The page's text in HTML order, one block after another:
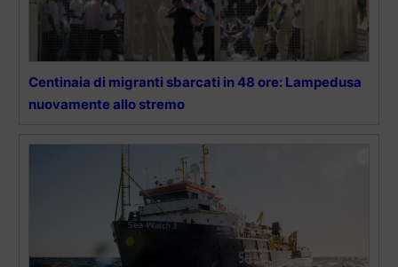
Centinaia di migranti sbarcati in 48 ore: Lampedusa
nuovamente allo stremo